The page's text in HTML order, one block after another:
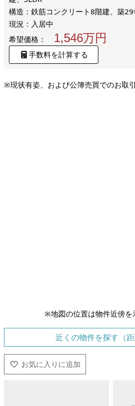
構造：鉄筋コンクリート8階建、築
現況：入居中
希望価格：
1,546万円
手数料を計算する
※現状有姿、および公簿売買でのお取
※地図の位置は物件近傍を
近くの物件を探す（距